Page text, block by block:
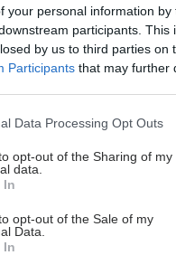
your personal information
participants.
by us to third parties on
Participants that may further
that this website/app uses
your visit or usage
consent to Google and its
for below specified
Data Processing Opt Outs
opt-out of the Sharing of my
data.
In
opt-out of the Sale of my
Data.
In